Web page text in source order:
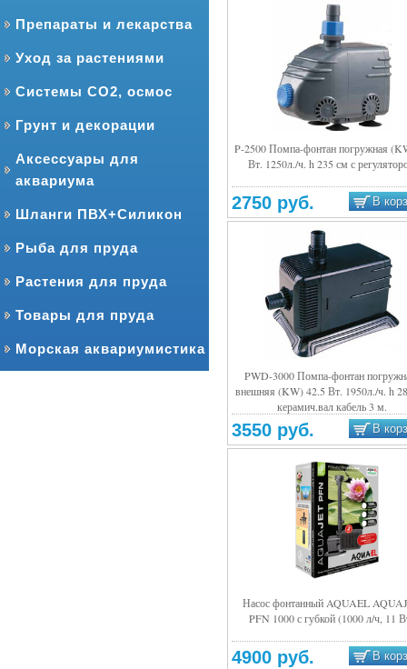
Препараты и лекарства
Уход за растениями
Системы CO2, осмос
Грунт и декорации
Аксессуары для
аквариума
Шланги ПВХ+Силикон
Рыба для пруда
Растения для пруда
Товары для пруда
Морская аквариумистика
Подробнее
P-2500 Помпа-фонтан погружная
Вт. 1250л./ч. h 235 см с
2750 руб. В
Подробнее
PWD-3000 Помпа-фонтан
внешняя (KW) 42.5 Вт. 1950л./ч. h
керамич.вал кабель 3 м.
3550 руб. В
Подробнее
Насос фонтанный AQUAEL
PFN 1000 с губкой (1000 л/ч, 11
4900 руб. В